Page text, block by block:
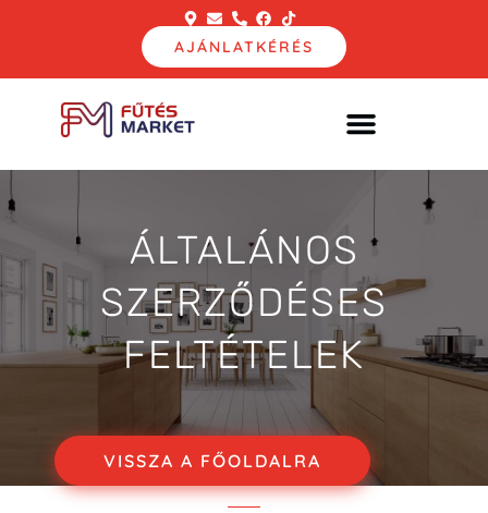
AJÁNLATKÉRÉS
ÁLTALÁNOS
SZERZŐDÉSES
FELTÉTELEK
VISSZA A FŐOLDALRA